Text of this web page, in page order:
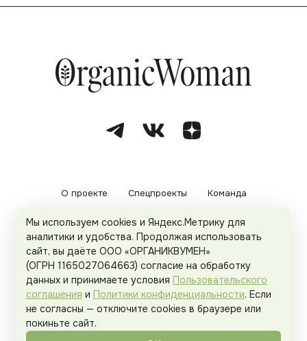
О проекте Спецпроекты Команда
Рекламодателям Политика конфиденциальности
Пользовательское соглашение
Organicwoman.ru . Все права защищены.
Мы используем cookies и Яндекс.Метрику для
аналитики и удобства. Продолжая использовать
сайт, вы даёте ООО «ОРГАНИКВУМЕН»
(ОГРН 1165027064663) согласие на обработку
данных и принимаете условия Пользовательского
соглашения и Политики конфиденциальности. Если
не согласны — отключите cookies в браузере или
покиньте сайт.